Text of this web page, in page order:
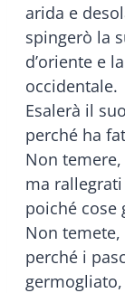
arida e
spingerò la
d’oriente e
occidentale.
Esalerà il
perché ha
Non
ma
poiché cose
Non
perché i
germogliato,